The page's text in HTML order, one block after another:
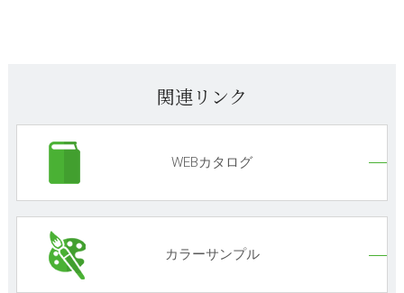
関連リンク
WEBカタログ
カラーサンプル